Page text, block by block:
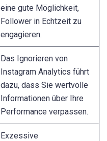
eine gute Möglichkeit,
Follower in Echtzeit zu
engagieren.
Das Ignorieren von
Instagram Analytics führt
dazu, dass Sie wertvolle
Informationen über Ihre
Performance verpassen.
Exzessive